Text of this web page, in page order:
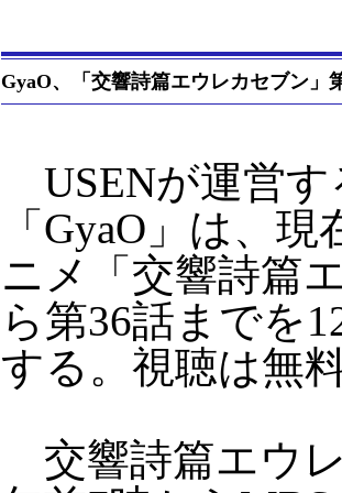
GyaO、「交響詩篇エウレカセブン」
USENが運営す
「GyaO」は、
ニメ「交響詩篇
ら第36話までを
する。視聴は無
交響詩篇エウ